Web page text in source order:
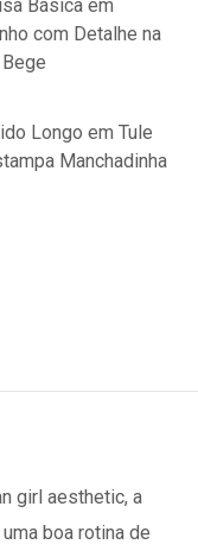
girl aesthetic, a
boa rotina de